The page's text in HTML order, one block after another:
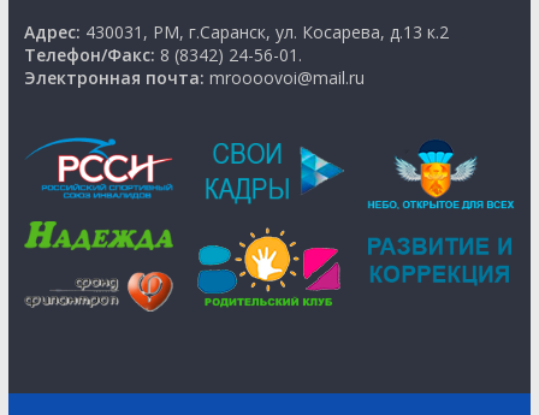
Адрес: 430031, РМ, г.Саранск, ул. Косарева, д.13 к.2
Телефон/Факс: 8 (8342) 24-56-01.
Электронная почта: mroooovoi@mail.ru